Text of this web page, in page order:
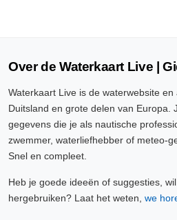
Over de Waterkaart Live |
Waterkaart Live is de waterwebsite en
Duitsland en grote delen van Europa.
gegevens die je als nautische
zwemmer, waterliefhebber of meteo-
Snel en compleet.
Heb je goede ideeën of suggesties,
hergebruiken? Laat het weten, we